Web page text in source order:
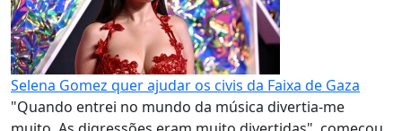
Selena Gomez quer ajudar os civis da Faixa de Gaza
"Quando entrei no mundo da música divertia-me